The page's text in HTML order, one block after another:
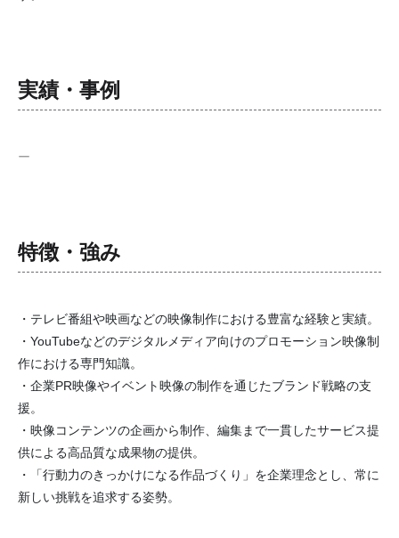
実績・事例
ー
特徴・強み
・テレビ番組や映画などの映像制作における豊富な経験と実績。
・YouTubeなどのデジタルメディア向けのプロモーション映像制
作における専門知識。
・企業PR映像やイベント映像の制作を通じたブランド戦略の支
援。
・映像コンテンツの企画から制作、編集まで一貫したサービス提
供による高品質な成果物の提供。
・「行動力のきっかけになる作品づくり」を企業理念とし、常に
新しい挑戦を追求する姿勢。